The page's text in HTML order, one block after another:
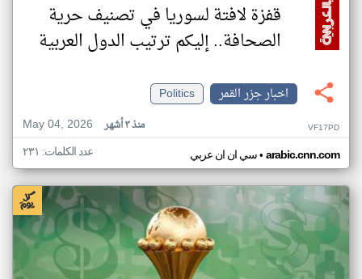
قفزة لافتة لسوريا في تصنيف حرية
الصحافة.. إليكم ترتيب الدول العربية
اخبار جزر القمر
Politics
May 04, 2026
منذ ٣ أشهر VF17PD
سي ان ان عربي• arabic.cnn.com عدد الكلمات: ٢٣١